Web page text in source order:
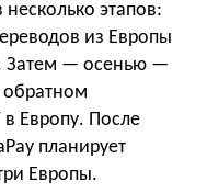
несколько этапов:
из Европы
Затем — осенью —
обратном
Европу. После
планирует
Европы.